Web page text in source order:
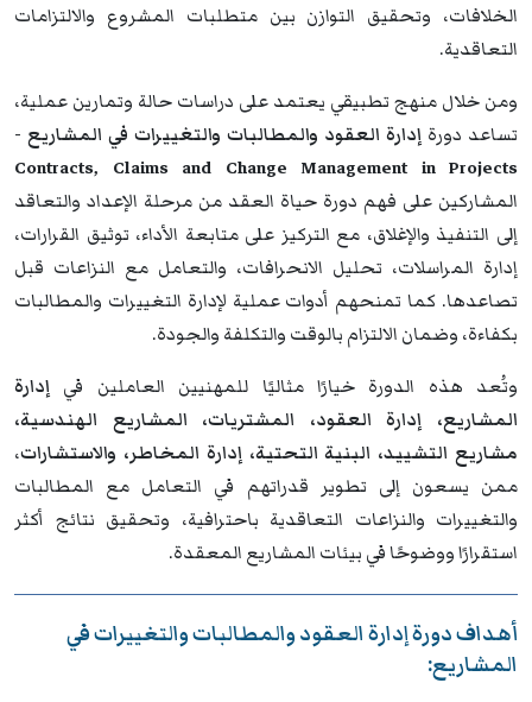
الخلافات، وتحقيق التوازن بين متطلبات المشروع والالتزامات
التعاقدية.
ومن خلال منهج تطبيقي يعتمد على دراسات حالة وتمارين عملية،
تساعد دورة إدارة العقود والمطالبات والتغييرات في المشاريع -
Contracts, Claims and Change Management in Projects
المشاركين على فهم دورة حياة العقد من مرحلة الإعداد والتعاقد
إلى التنفيذ والإغلاق، مع التركيز على متابعة الأداء، توثيق القرارات،
إدارة المراسلات، تحليل الانحرافات، والتعامل مع النزاعات قبل
تصاعدها. كما تمنحهم أدوات عملية لإدارة التغييرات والمطالبات
بكفاءة، وضمان الالتزام بالوقت والتكلفة والجودة.
وتُعد هذه الدورة خيارًا مثاليًا للمهنيين العاملين في إدارة
المشاريع، إدارة العقود، المشتريات، المشاريع الهندسية،
مشاريع التشييد، البنية التحتية، إدارة المخاطر، والاستشارات،
ممن يسعون إلى تطوير قدراتهم في التعامل مع المطالبات
والتغييرات والنزاعات التعاقدية باحترافية، وتحقيق نتائج أكثر
استقرارًا ووضوحًا في بيئات المشاريع المعقدة.
أهداف دورة إدارة العقود والمطالبات والتغييرات في
المشاريع: